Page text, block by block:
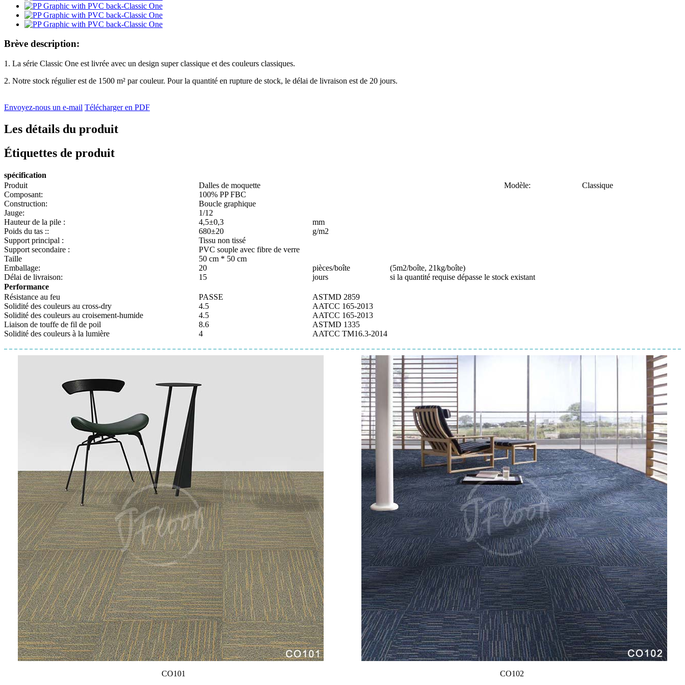
Brève description:
1. La série Classic One est livrée avec un design super classique et des couleurs classiques.
2. Notre stock régulier est de 1500 m² par couleur. Pour la quantité en rupture de stock, le délai de livraison est de 20 jours.
Envoyez-nous un e-mail Télécharger en PDF
Les détails du produit
Étiquettes de produit
spécification
Produit
Dalles de moquette Modèle:
Classique
Composant:
100% PP FBC
Construction:
Boucle graphique
Jauge:
1/12
Hauteur de la pile :
4,5±0,3
mm
Poids du tas ::
680±20
g/m2
Support principal :
Tissu non tissé
Support secondaire :
PVC souple avec fibre de verre
Taille
50 cm * 50 cm
Emballage:
20 pièces/boîte
(5m2/boîte, 21kg/boîte)
Délai de livraison:
15 jours
si la quantité requise dépasse le stock existant
Performance
Résistance au feu
PASSE
ASTMD 2859
Solidité des couleurs au cross-dry
4.5
AATCC 165-2013
Solidité des couleurs au croisement-humide
4.5
AATCC 165-2013
Liaison de touffe de fil de poil
8.6
ASTMD 1335
Solidité des couleurs à la lumière
4 AATCC TM16.3-2014
CO101 CO102